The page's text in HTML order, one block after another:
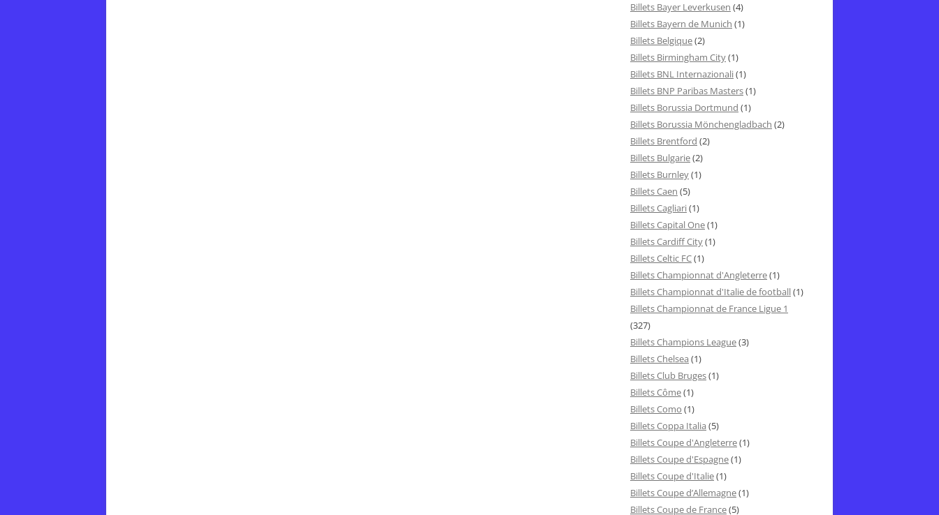
Billets Bayer Leverkusen (4)
Billets Bayern de Munich (1)
Billets Belgique(2)
Billets Birmingham City(1)
Billets BNL Internazionali(1)
Billets BNP Paribas Masters(1)
Billets Borussia Dortmund (1)
Billets Borussia Mönchengladbach (2)
Billets Brentford (2)
Billets Bulgarie(2)
Billets Burnley(1)
Billets Caen (5)
Billets Cagliari(1)
Billets Capital One(1)
Billets Cardiff City(1)
Billets Celtic FC(1)
Billets Championnat d'Angleterre(1)
Billets Championnat d'Italie de football(1)
Billets Championnat de France Ligue 1
(327)
Billets Champions League(3)
Billets Chelsea (1)
Billets Club Bruges(1)
Billets Côme(1)
Billets Como (1)
Billets Coppa Italia (5)
Billets Coupe d'Angleterre(1)
Billets Coupe d'Espagne(1)
Billets Coupe d'Italie(1)
Billets Coupe d’Allemagne(1)
Billets Coupe de France(5)